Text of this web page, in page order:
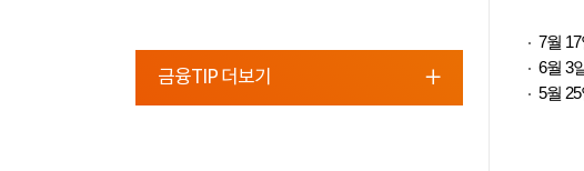
금융TIP 더보기
7월
6월 3
5월